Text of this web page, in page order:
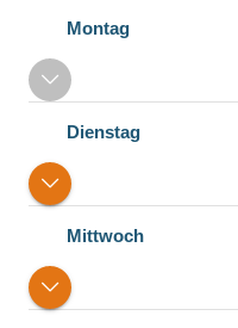
Montag
Dienstag
Mittwoch